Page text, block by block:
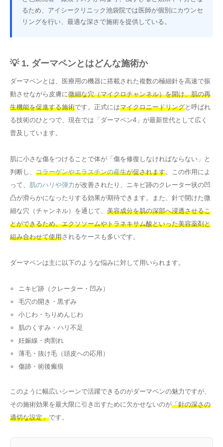
るため、アイシークリニック池袋院では医師が個別にカウンセ
リングを行い、最適な深さで施術を提供している。
💡 1. ダーマペンとはどんな施術か
ダーマペンとは、医療用の機器に搭載された複数の極細針を高速で振
動させながら皮膚に微細な穴（マイクロチャンネル）を開け、肌の再
生機能を促進する施術です。正式にはマイクロニードリングと呼ばれ
る技術のひとつで、現在では「ダーマペン4」が最新世代として広く
普及しています。
肌に小さな傷をつけることで体が「傷を修復しなければならない」と
判断し、 コラーゲンやエラスチンの産生が促されます。この作用によ
って、 肌のハリや弾力 が改善されたり、ニキビ跡のクレーター状の凹
凸が滑らかになったりする効果が期待できます。また、針で開けた微
細な穴（チャンネル）を通じて、 美容成分を肌の深部へ浸透させるこ
とができるため、エクソソームやトラネキサム酸といった美容薬剤と
組み合わせて使用されるケースも多いです。
ダーマペンは主に以下のような悩みに対して用いられます。
ニキビ跡（クレーター・凹み）
毛穴の開き・黒ずみ
小じわ・ちりめんじわ
肌のくすみ・ハリ不足
妊娠線・肉割れ
薄毛・抜け毛（頭皮への応用）
傷跡・術後瘢痕
このように幅広いシーンで活躍できるのがダーマペンの魅力ですが、
その施術効果を最大限に引き出すために欠かせないのが「針の深さの
適切な設定」です。